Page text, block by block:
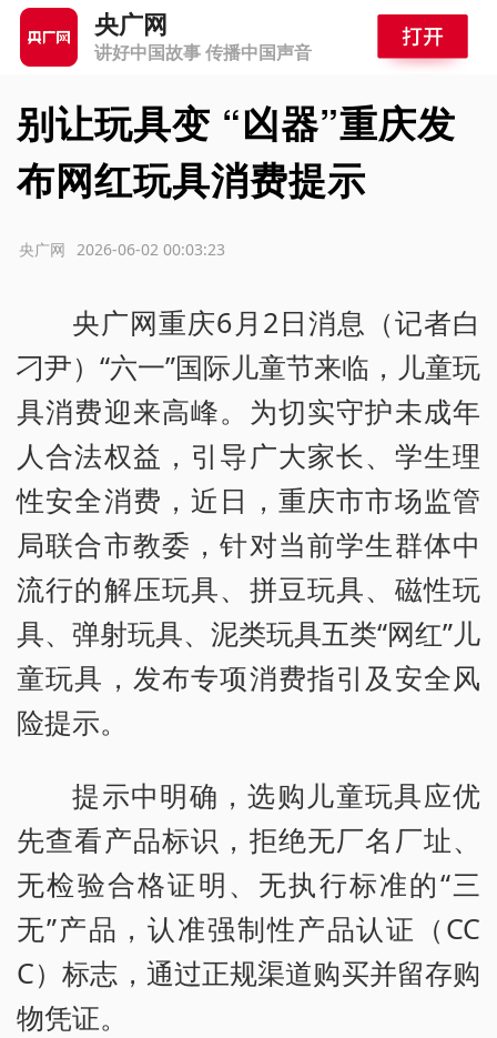
央广网
讲好中国故事 传播中国声音
别让玩具变 “凶器”重庆发
布网红玩具消费提示
2026-06-02 00:03:23
央广网
央广网重庆6月2日消息（记者白
刁尹）“六一”国际儿童节来临，儿童玩
具消费迎来高峰。为切实守护未成年
人合法权益，引导广大家长、学生理
性安全消费，近日，重庆市市场监管
局联合市教委，针对当前学生群体中
流行的解压玩具、拼豆玩具、磁性玩
具、弹射玩具、泥类玩具五类“网红”儿
童玩具，发布专项消费指引及安全风
险提示。
提示中明确，选购儿童玩具应优
先查看产品标识，拒绝无厂名厂址、
无检验合格证明、无执行标准的“三
无”产品，认准强制性产品认证（CC
C）标志，通过正规渠道购买并留存购
物凭证。